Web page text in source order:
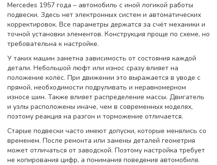
Mercedes 1957 года – автомобиль с иной логикой работы
подвески. Здесь нет электронных систем и автоматических
корректировок. Все параметры держатся за счёт механики и
точной установки элементов. Конструкция проще по схеме, но
требовательна к настройке.
У таких машин заметна зависимость от состояния каждой
детали. Небольшой люфт или износ сразу влияет на
положение колёс. При движении это выражается в уводе с
прямой, необходимости подруливать и неравномерном
износе шин. Также влияет распределение массы. Двигатель
и узлы расположены иначе, чем в современных моделях,
поэтому реакция на разгон и торможение отличается.
Старые подвески часто имеют допуски, которые менялись со
временем. После ремонта или замены деталей геометрия
может отличаться от заводской. Поэтому настройка требует
не копирования цифр, а понимания поведения автомобиля.